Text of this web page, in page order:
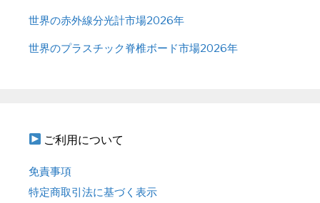
世界の赤外線分光計市場2026年
世界のプラスチック脊椎ボード市場2026年
ご利用について
免責事項
特定商取引法に基づく表示